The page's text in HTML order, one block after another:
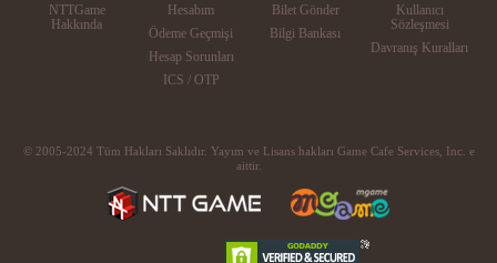
NTTGame
Hakkında
Hesabım
Ödeme Geçmişi
Hesap Sorunları
ICS / OTP
Bilet Gönder
Bilgi Bankası
Kullanıcı
Sözleşmesi
Davranış Kuralları
© 2005-2024 Tüm Hakları Saklıdır. Yayım ve Lisans hakları Game Cafe Services, Inc. e
aittir.